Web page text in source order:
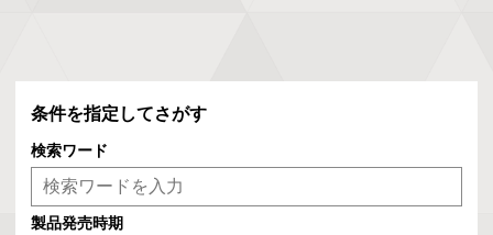
条件を指定してさがす
検索ワード
製品発売時期